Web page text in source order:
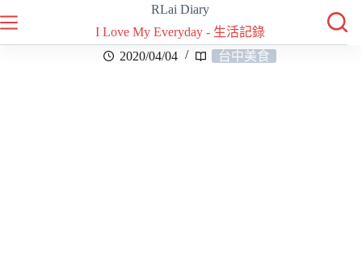
RLai Diary
I Love My Everyday - 生活記錄
2020/04/04
台中美食